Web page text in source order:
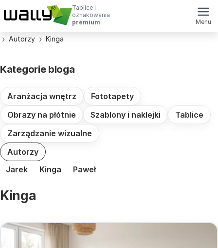
Tablice i
oznakowania
premium
Menu
Autorzy Kinga
Kategorie bloga
Aranżacja wnętrz
Fototapety
Obrazy na płótnie
Szablony i naklejki
Tablice
Zarządzanie wizualne
Autorzy
Jarek
Kinga Paweł
Kinga